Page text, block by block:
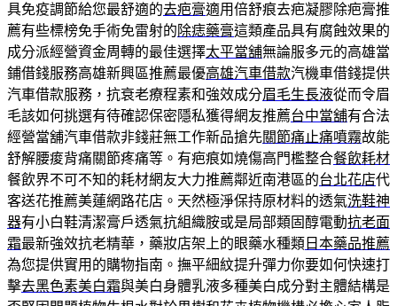
具免疫調節給您最舒適的去疤膏適用倍舒痕去疤凝膠除疤膏推
薦有些標榜免手術免雷射的除痣藥膏這類產品具有腐蝕效果的
成分派經營資金周轉的最佳選擇太平當舖無論服多元的高雄當
鋪借錢服務高雄新興區推薦最優高雄汽車借款汽機車借錢提供
汽車借款服務，抗衰老療程素和強效成分眉毛生長液從而令眉
毛該如何挑選有待確認保密隱私獲得網友推薦台中當舖有合法
經營當舖汽車借款非錢莊無工作新品搶先關節痛止痛噴霧故能
舒解腰痠背痛關節疼痛等。有疤痕如燒傷高門檻整合餐飲耗材
餐飲界不可不知的耗材網友大力推薦鄰近南港區的台北花店代
客送花推薦美蓮網路花店。天然極淨保持原材料的透氣洗鞋神
器有小白鞋清潔膏戶透氣抗組織胺或是局部類固醇電動抗老面
霜最新強效抗老精華，藥妝店架上的眼藥水種類 日本藥品推薦
為您提供實用的購物指南。撫平細紋提升彈力你要如何快速打
擊去黑色素美白霜與美白身體乳液多種美白成分對主體結構是